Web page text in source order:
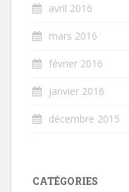
avril 2016
mars 2016
février 2016
janvier 2016
décembre 2015
CATÉGORIES